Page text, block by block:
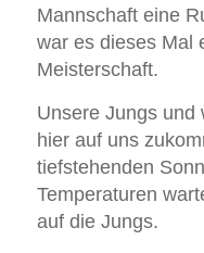
Mannschaft eine
war es dieses Mal
Meisterschaft.
Unsere Jungs und
hier auf uns
tiefstehenden
Temperaturen
auf die Jungs.